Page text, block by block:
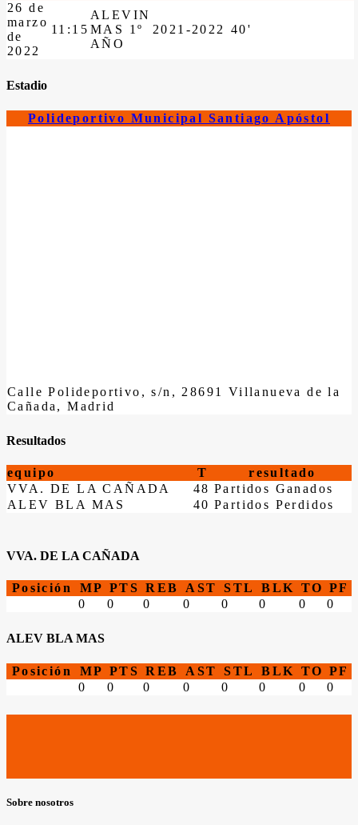
26 de
marzo
de
2022
11:15
ALEVIN
MAS 1º
AÑO
2021-2022 40'
Estadio
Polideportivo Municipal Santiago Apóstol
Calle Polideportivo, s/n, 28691 Villanueva de la
Cañada, Madrid
Resultados
equipo T
resultado
VVA. DE LA CAÑADA
48 Partidos Ganados
ALEV BLA MAS
40 Partidos Perdidos
VVA. DE LA CAÑADA
Posición MP PTS REB AST STL BLK TO PF
0
0 0 0 0 0 0 0
ALEV BLA MAS
Posición MP PTS REB AST STL BLK TO PF
0
0 0 0 0 0 0 0
Sobre nosotros